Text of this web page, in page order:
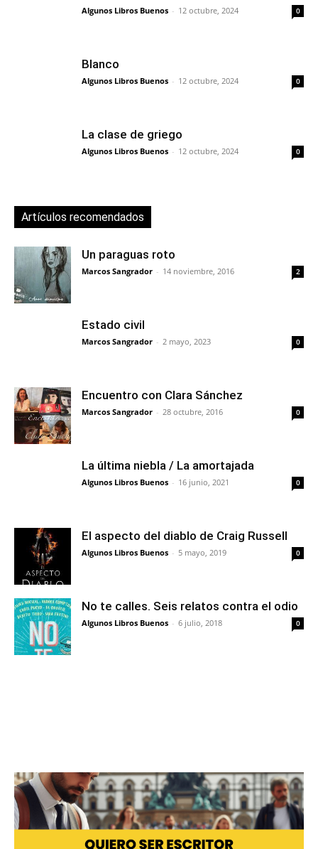
Algunos Libros Buenos - 12 octubre, 2024 0
Blanco
Algunos Libros Buenos - 12 octubre, 2024 0
La clase de griego
Algunos Libros Buenos - 12 octubre, 2024 0
Artículos recomendados
Un paraguas roto
Marcos Sangrador - 14 noviembre, 2016 2
Estado civil
Marcos Sangrador - 2 mayo, 2023 0
Encuentro con Clara Sánchez
Marcos Sangrador - 28 octubre, 2016 0
La última niebla / La amortajada
Algunos Libros Buenos - 16 junio, 2021 0
El aspecto del diablo de Craig Russell
Algunos Libros Buenos - 5 mayo, 2019 0
No te calles. Seis relatos contra el odio
Algunos Libros Buenos - 6 julio, 2018 0